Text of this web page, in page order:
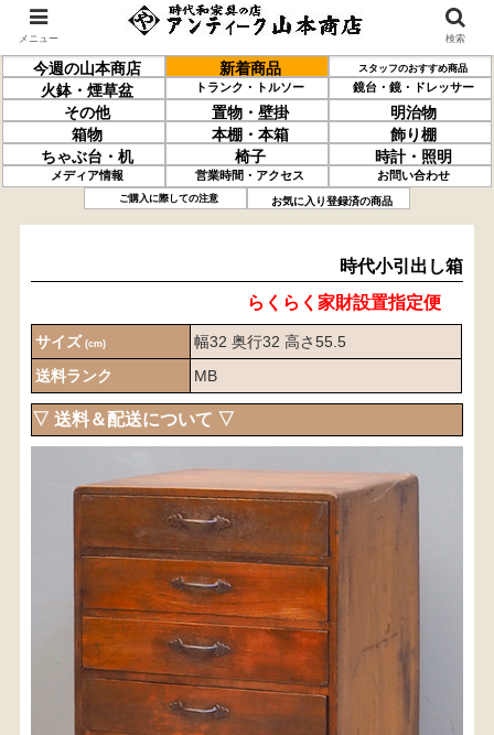
今週の山本商店 新着商品 スタッフのおすすめ商品
火鉢・煙草盆 トランク・トルソー 鏡台・鏡・ドレッサー
その他 置物・壁掛
明治物
箱物
本棚・本箱
飾り棚
ちゃぶ台・机
椅子 時計・照明
メディア情報 営業時間・アクセス お問い合わせ
ご購入に際しての注意 お気に入り登録済の商品
時代小引出し箱
時代小引出し箱
らくらく家財設置指定便
サイズ (cm)
幅32 奥行32 高さ55.5
送料ランク
MB
▽ 送料＆配送について ▽
〈送料について〉
・商品代金に送料は含まれておりません。
・送料は、商品のサイズ・発送先地域によって異なり
ます。
・ご購入手続きを進める途中で「宅急便」を選択いた
だくと、自動的に送料が加算されます。
・配送についての詳細は、 こちら→
【送料を確認する】
お届け先、送料ランクを選択する事で送料が表
メニュー 検索